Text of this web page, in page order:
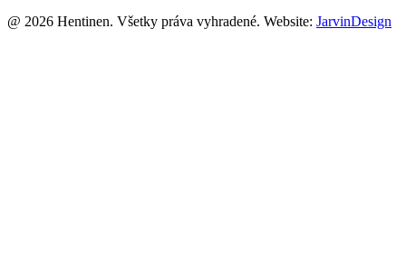
@ 2026 Hentinen. Všetky práva vyhradené. Website: JarvinDesign